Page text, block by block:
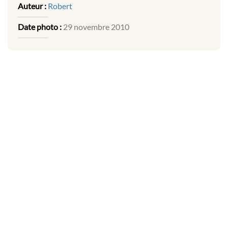
Auteur : Robert
Date photo : 29 novembre 2010